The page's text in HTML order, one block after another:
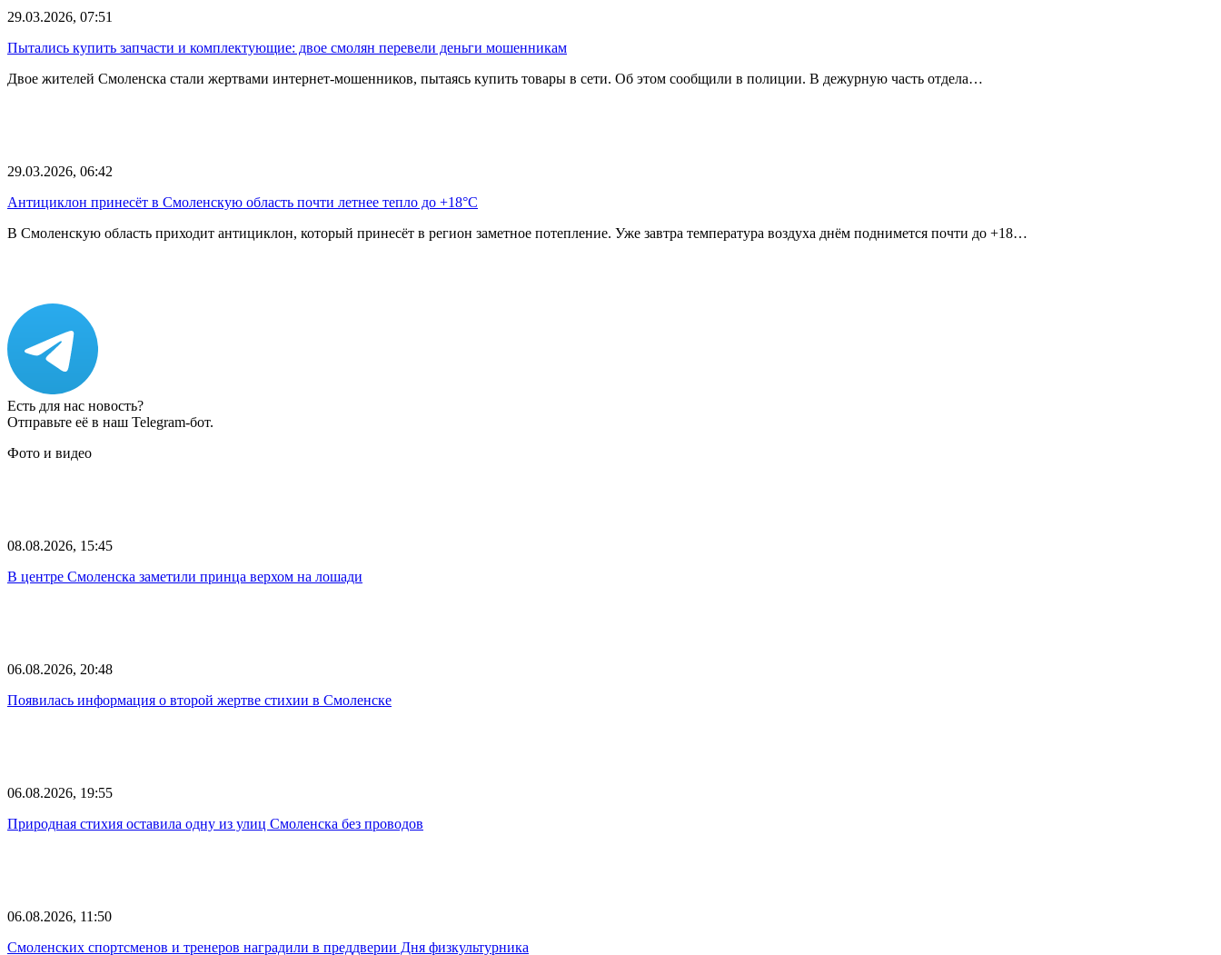
29.03.2026, 07:51
Пытались купить запчасти и комплектующие: двое смолян перевели деньги мошенникам
Двое жителей Смоленска стали жертвами интернет-мошенников, пытаясь купить товары в сети. Об этом сообщили в полиции. В дежурную часть отдела…
29.03.2026, 06:42
Антициклон принесёт в Смоленскую область почти летнее тепло до +18°С
В Смоленскую область приходит антициклон, который принесёт в регион заметное потепление. Уже завтра температура воздуха днём поднимется почти до +18…
Есть для нас новость?
Отправьте её в наш Telegram-бот.
Фото и видео
08.08.2026, 15:45
В центре Смоленска заметили принца верхом на лошади
06.08.2026, 20:48
Появилась информация о второй жертве стихии в Смоленске
06.08.2026, 19:55
Природная стихия оставила одну из улиц Смоленска без проводов
06.08.2026, 11:50
Смоленских спортсменов и тренеров наградили в преддверии Дня физкультурника